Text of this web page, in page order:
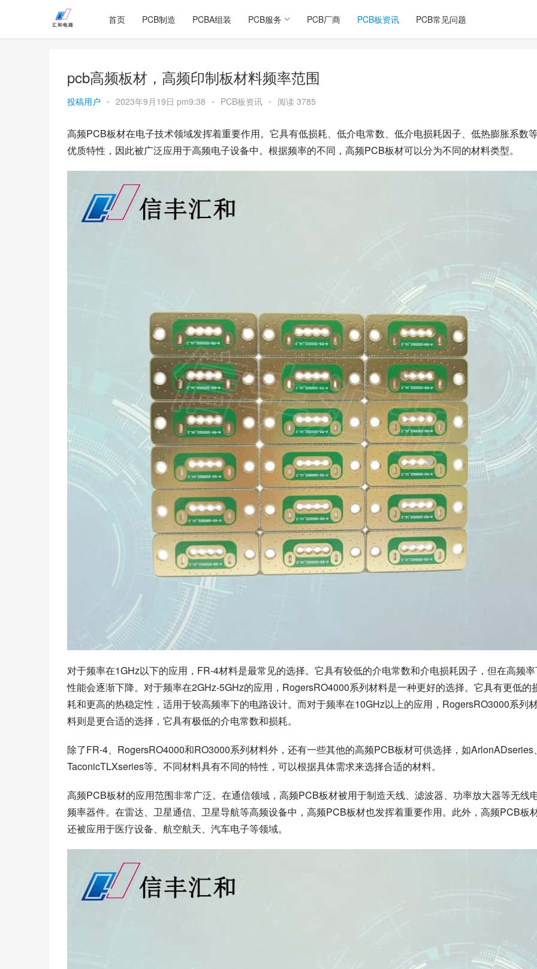
首页 PCB制造 PCBA组装 PCB服务 PCB厂商 PCB板资讯 PCB常见问题
pcb高频板材，高频印制板材料频率范围
投稿用户 • 2023年9月19日 pm9:38 • PCB板资讯 • 阅读 3785
高频PCB板材在电子技术领域发挥着重要作用。它具有低损耗、低介电常数、低介电损耗因子、低热膨胀系数
优质特性，因此被广泛应用于高频电子设备中。根据频率的不同，高频PCB板材可以分为不同的材料类型。
对于频率在1GHz以下的应用，FR-4材料是最常见的选择。它具有较低的介电常数和介电损耗因子，但在高频
性能会逐渐下降。对于频率在2GHz-5GHz的应用，RogersRO4000系列材料是一种更好的选择。它具有更低的
耗和更高的热稳定性，适用于较高频率下的电路设计。而对于频率在10GHz以上的应用，RogersRO3000系列
料则是更合适的选择，它具有极低的介电常数和损耗。
除了FR-4、RogersRO4000和RO3000系列材料外，还有一些其他的高频PCB板材可供选择，如ArlonADseries
TaconicTLXseries等。不同材料具有不同的特性，可以根据具体需求来选择合适的材料。
高频PCB板材的应用范围非常广泛。在通信领域，高频PCB板材被用于制造天线、滤波器、功率放大器等无线
频率器件。在雷达、卫星通信、卫星导航等高频设备中，高频PCB板材也发挥着重要作用。此外，高频PCB板
还被应用于医疗设备、航空航天、汽车电子等领域。